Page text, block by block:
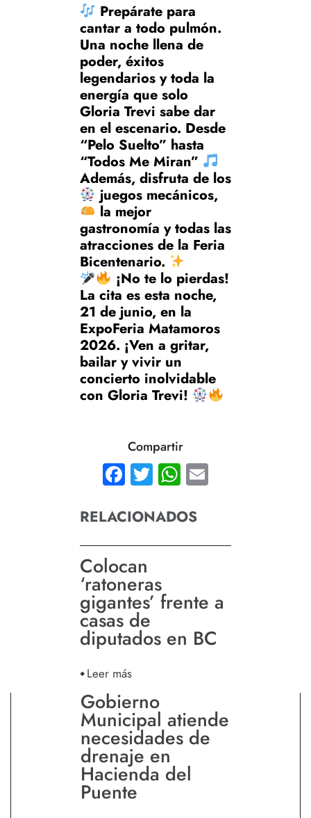
Prepárate para
cantar a todo pulmón.
Una noche llena de
poder, éxitos
legendarios y toda la
energía que solo
Gloria Trevi sabe dar
en el escenario. Desde
“Pelo Suelto” hasta
“Todos Me Miran”
Además, disfruta de los
juegos mecánicos,
la mejor
gastronomía y todas las
atracciones de la Feria
Bicentenario.
¡No te lo pierdas!
La cita es esta noche,
21 de junio, en la
ExpoFeria Matamoros
2026. ¡Ven a gritar,
bailar y vivir un
concierto inolvidable
con Gloria Trevi!
Compartir
Facebook
TwitterWhatsApp
RELACIONADOS
Colocan
‘ratoneras
gigantes’ frente a
casas de
diputados en BC
Leer más
Gobierno
Municipal atiende
necesidades de
drenaje en
Hacienda del
Puente